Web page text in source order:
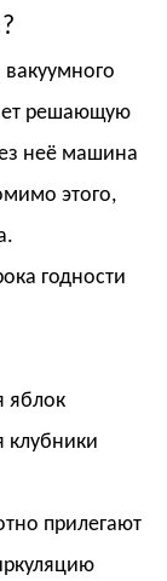
решающую
неё машина
этого,
годности
прилегают